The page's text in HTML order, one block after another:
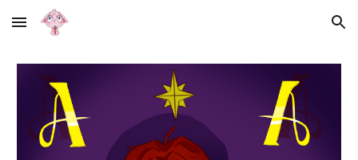
Skip to main content Skip to navigation